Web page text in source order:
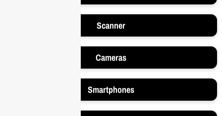
Scanner
Cameras
Smartphones